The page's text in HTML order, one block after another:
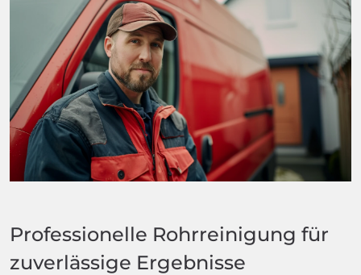
Professionelle Rohrreinigung für
zuverlässige Ergebnisse